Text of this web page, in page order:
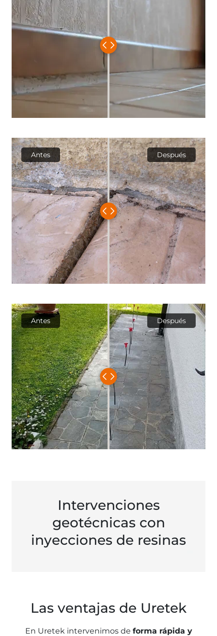
Después
Antes
Después
Antes
Intervenciones
geotécnicas con
inyecciones de resinas
Las ventajas de Uretek
En Uretek intervenimos de forma rápida y